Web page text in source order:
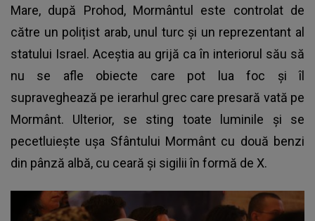
Mare, după Prohod, Mormântul este controlat de
către un polițist arab, unul turc și un reprezentant al
statului Israel. Aceștia au grijă ca în interiorul său să
nu se afle obiecte care pot lua foc și îl
supraveghează pe ierarhul grec care presară vată pe
Mormânt. Ulterior, se sting toate luminile și se
pecetluiește ușa Sfântului Mormânt cu două benzi
din pânză albă, cu ceară și sigilii în formă de X.